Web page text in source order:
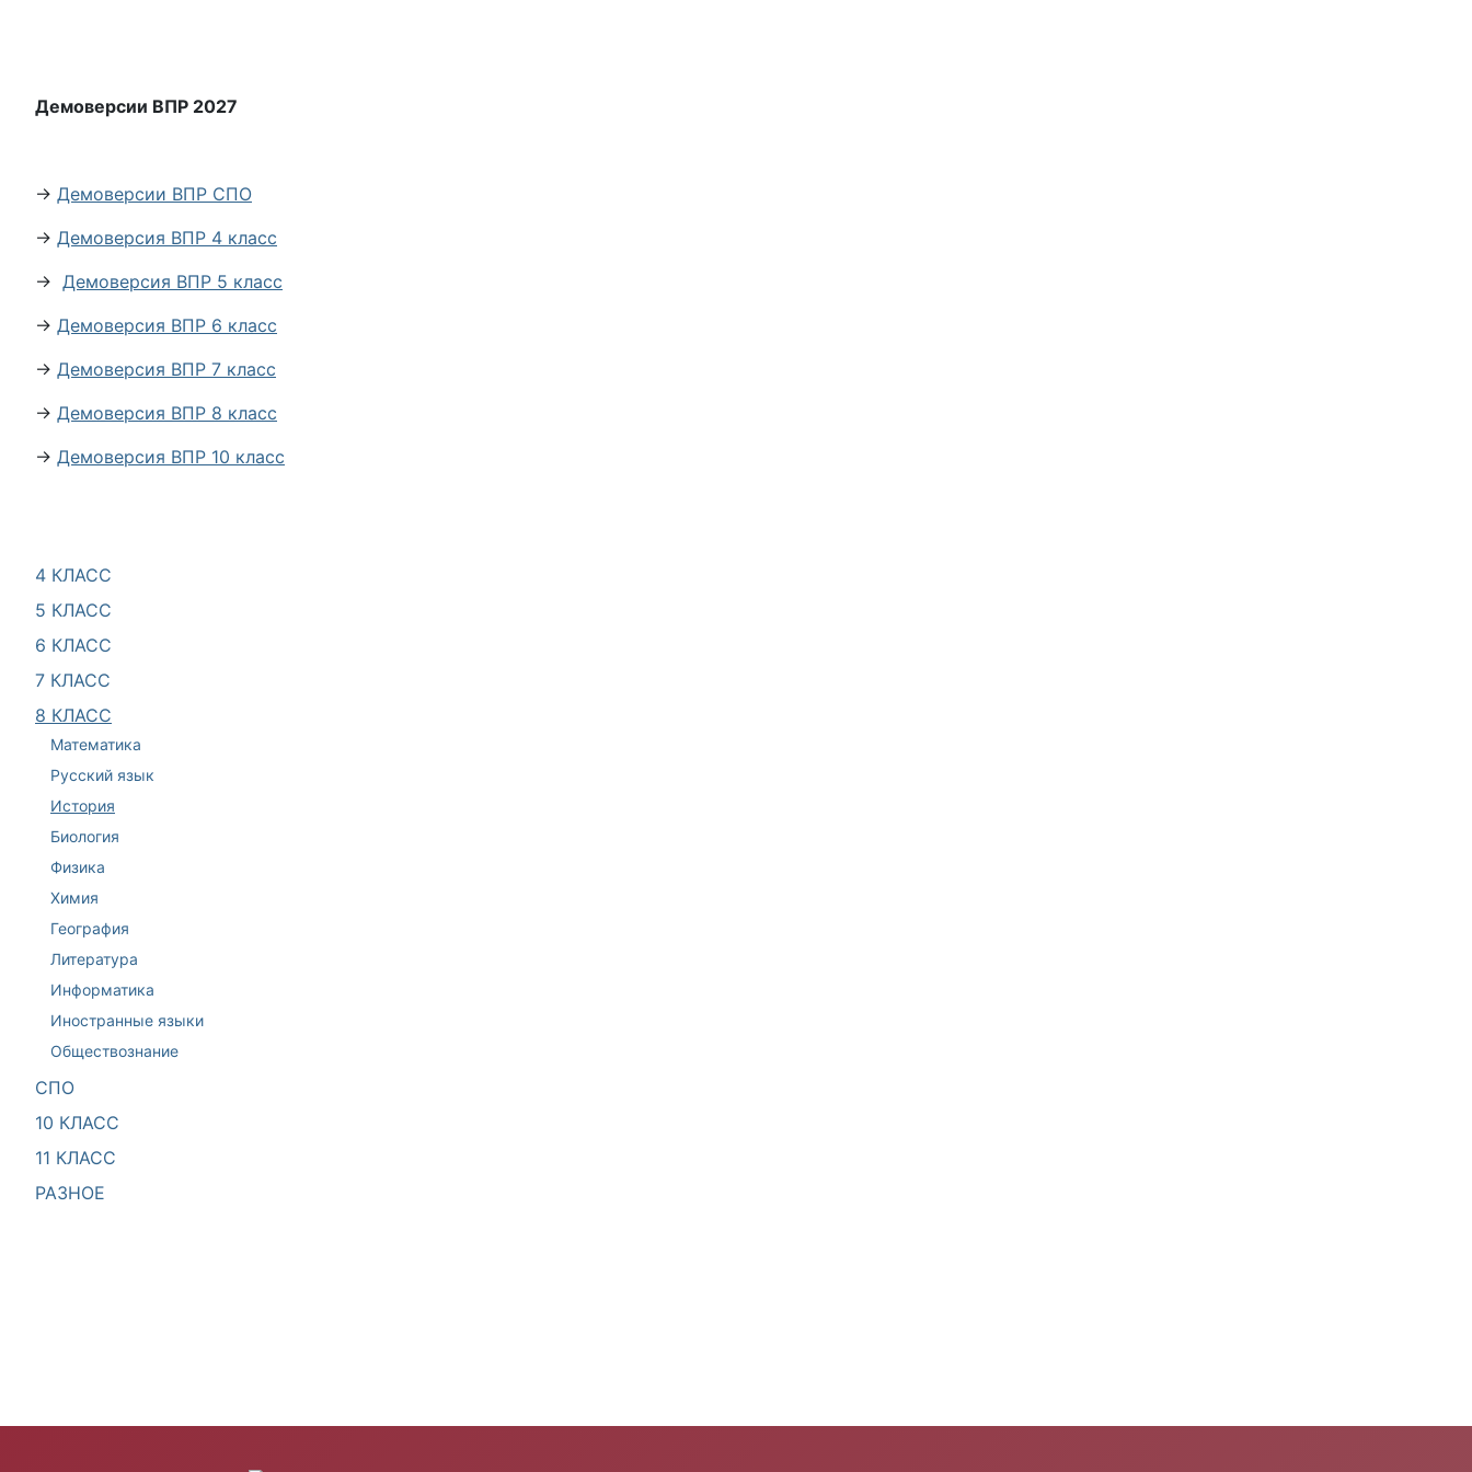
4 КЛАСС
5 КЛАСС
6 КЛАСС
7 КЛАСС
8 КЛАСС
Математика
Русский язык
История
Биология
Физика
Химия
География
Литература
Информатика
Иностранные языки
Обществознание
СПО
10 КЛАСС
11 КЛАСС
РАЗНОЕ
Демоверсии ВПР 2027
→ Демоверсии ВПР СПО
→ Демоверсия ВПР 4 класс
→ Демоверсия ВПР 5 класс
→ Демоверсия ВПР 6 класс
→ Демоверсия ВПР 7 класс
→ Демоверсия ВПР 8 класс
→ Демоверсия ВПР 10 класс